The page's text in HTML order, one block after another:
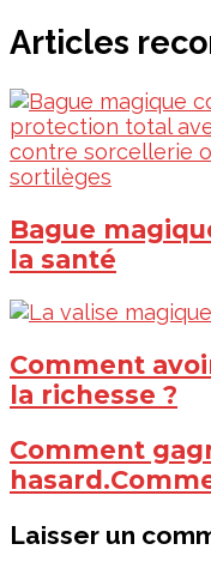
Articles
Bague
la santé
Comment
la richesse ?
Comment
Laisser un